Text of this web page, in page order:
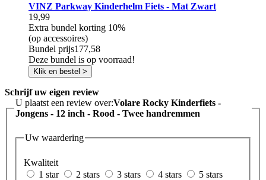
VINZ Parkway Kinderhelm Fiets - Mat Zwart
19,99
Extra bundel korting 10%
(op accessoires)
Bundel prijs177,58
Deze bundel is op voorraad!
Klik en bestel >
Schrijf uw eigen review
U plaatst een review over:Volare Rocky Kinderfiets -
Jongens - 12 inch - Rood - Twee handremmen
Uw waardering
Kwaliteit
1 star
2 stars 3 stars 4 stars
5 stars